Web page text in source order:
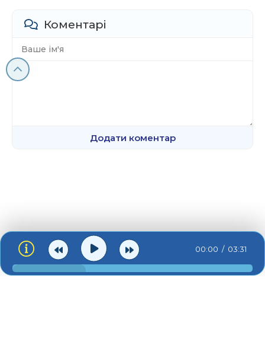
Коментарі
Додати коментар
00:00 03:31